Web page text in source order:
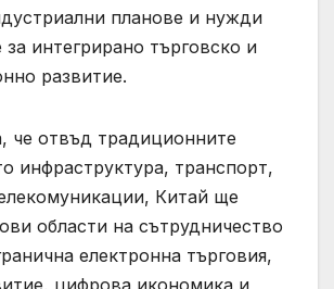
планове и нужди
за интегрирано търговско и
развитие.
че отвъд традиционните
инфраструктура, транспорт,
Китай ще
области на сътрудничество
електронна търговия,
цифрова икономика и